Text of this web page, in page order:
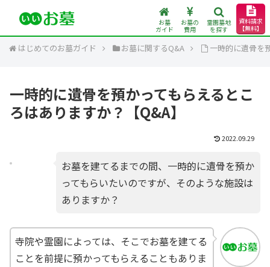
お墓
ガイド
お墓の
費用
霊園墓地
を探す
資料請求
【無料】
はじめてのお墓ガイド お墓に関するQ&A 一時的に遺骨を
一時的に遺骨を預かってもらえるとこ
ろはありますか？【Q&A】
2022.09.29
お墓を建てるまでの間、一時的に遺骨を預か
ってもらいたいのですが、そのような施設は
ありますか？
寺院や霊園によっては、そこでお墓を建てる
ことを前提に預かってもらえることもありま